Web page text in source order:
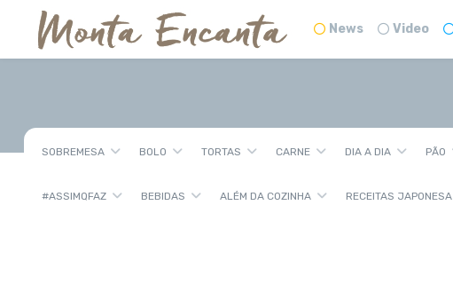
News Video
SOBREMESA BOLO TORTAS CARNE DIA A DIA PÃO
#ASSIMQFAZ BEBIDAS ALÉM DA COZINHA RECEITAS JAPONESA